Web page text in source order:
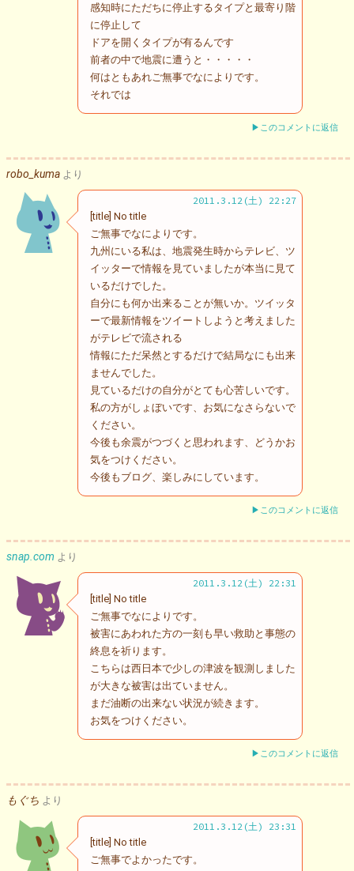
感知時にただちに停止するタイプと最寄り階
に停止して
ドアを開くタイプが有るんです
前者の中で地震に遭うと・・・・・
何はともあれご無事でなによりです。
それでは
▶このコメントに返信
robo_kuma より
2011.3.12(土) 22:27
[title] No title
ご無事でなによりです。
九州にいる私は、地震発生時からテレビ、ツ
イッターで情報を見ていましたが本当に見て
いるだけでした。
自分にも何か出来ることが無いか。ツイッタ
ーで最新情報をツイートしようと考えました
がテレビで流される
情報にただ呆然とするだけで結局なにも出来
ませんでした。
見ているだけの自分がとても心苦しいです。
私の方がしょぼいです、お気になさらないで
ください。
今後も余震がつづくと思われます、どうかお
気をつけください。
今後もブログ、楽しみにしています。
▶このコメントに返信
snap.com より
2011.3.12(土) 22:31
[title] No title
ご無事でなによりです。
被害にあわれた方の一刻も早い救助と事態の
終息を祈ります。
こちらは西日本で少しの津波を観測しました
が大きな被害は出ていません。
まだ油断の出来ない状況が続きます。
お気をつけください。
▶このコメントに返信
もぐち より
2011.3.12(土) 23:31
[title] No title
ご無事でよかったです。